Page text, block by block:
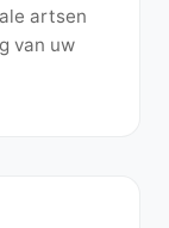
artsen
van uw